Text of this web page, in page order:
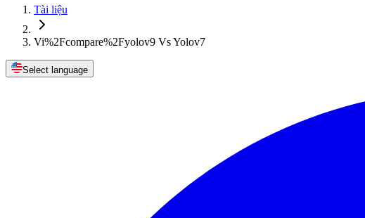
Tài liệu
Vi%2Fcompare%2Fyolov9 Vs Yolov7
Select language